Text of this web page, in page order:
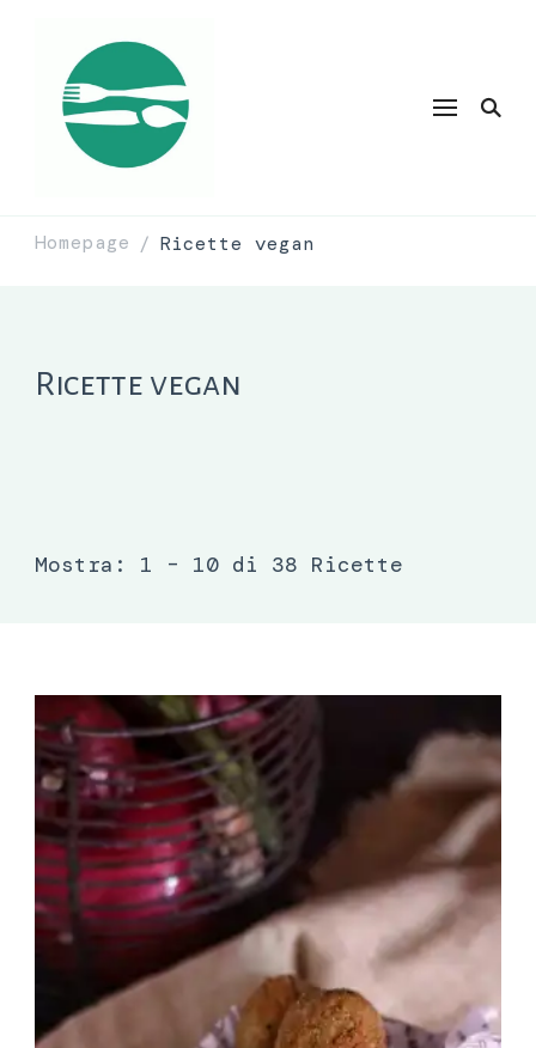
Homepage / Ricette vegan
Ricette vegan
Mostra: 1 – 10 di 38 Ricette